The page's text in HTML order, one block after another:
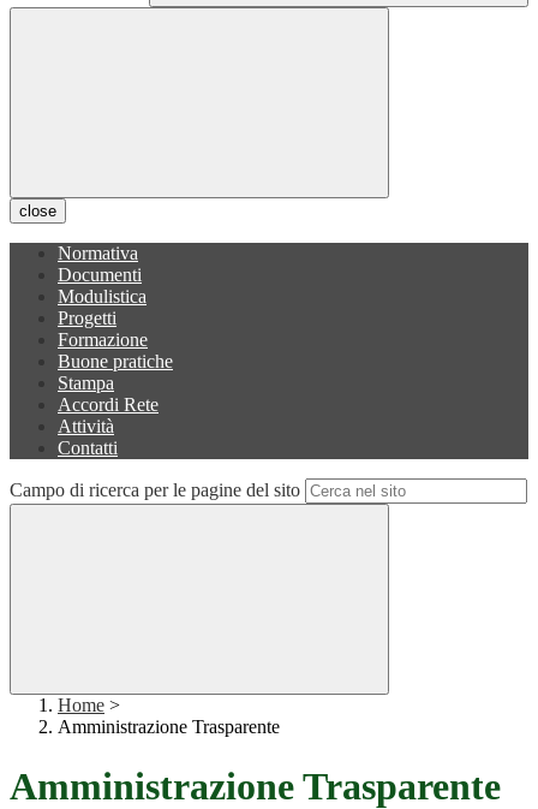
close
Normativa
Documenti
Modulistica
Progetti
Formazione
Buone pratiche
Stampa
Accordi Rete
Attività
Contatti
Campo di ricerca per le pagine del sito
Home >
Amministrazione Trasparente
Amministrazione Trasparente